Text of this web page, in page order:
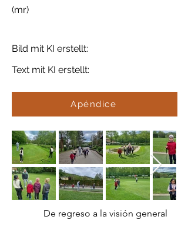
(mr)
Bild mit KI erstellt:
Text mit KI erstellt:
Apéndice
De regreso a la visión general